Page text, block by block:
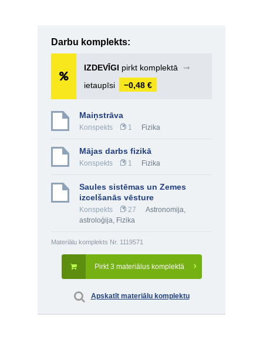
Darbu komplekts:
IZDEVĪGI pirkt komplektā
➞
ietaupīsi
−0,48 €
Maiņstrāva
Konspekts 1 Fizika
Mājas darbs fizikā
Konspekts 1 Fizika
Saules sistēmas un Zemes
izcelšanās vēsture
Konspekts 27
Astronomija,
astroloģija, Fizika
Materiālu komplekts Nr. 1119571
Pirkt 3 materiālus komplektā
Apskatīt materiālu komplektu